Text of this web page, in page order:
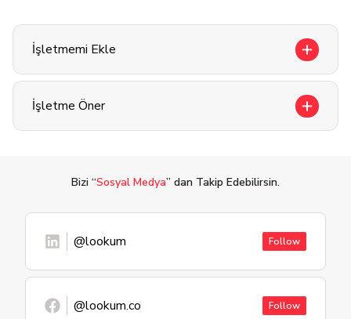
İşletmemi Ekle
İşletme Öner
Bizi “Sosyal Medya” dan Takip Edebilirsin.
@lookum Follow
@lookum.co Follow